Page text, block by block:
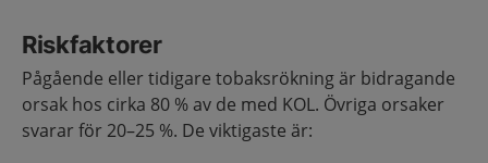
Riskfaktorer
Pågående eller tidigare tobaksrökning är bidragande
orsak hos cirka 80 % av de med KOL. Övriga orsaker
svarar för 20–25 %. De viktigaste är: